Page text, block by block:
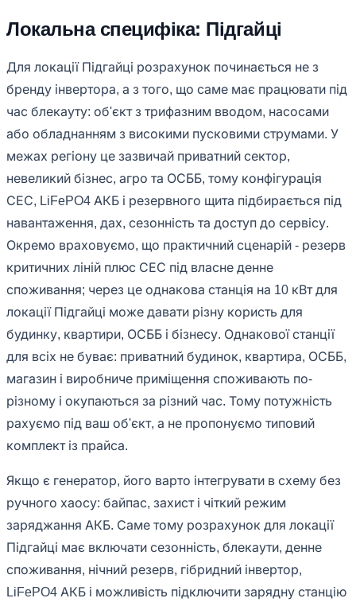
Локальна специфіка: Підгайці
Для локації Підгайці розрахунок починається не з
бренду інвертора, а з того, що саме має працювати під
час блекауту: об'єкт з трифазним вводом, насосами
або обладнанням з високими пусковими струмами. У
межах регіону це зазвичай приватний сектор,
невеликий бізнес, агро та ОСББ, тому конфігурація
СЕС, LiFePO4 АКБ і резервного щита підбирається під
навантаження, дах, сезонність та доступ до сервісу.
Окремо враховуємо, що практичний сценарій - резерв
критичних ліній плюс СЕС під власне денне
споживання; через це однакова станція на 10 кВт для
локації Підгайці може давати різну користь для
будинку, квартири, ОСББ і бізнесу. Однакової станції
для всіх не буває: приватний будинок, квартира, ОСББ,
магазин і виробниче приміщення споживають по-
різному і окупаються за різний час. Тому потужність
рахуємо під ваш об'єкт, а не пропонуємо типовий
комплект із прайса.
Якщо є генератор, його варто інтегрувати в схему без
ручного хаосу: байпас, захист і чіткий режим
заряджання АКБ. Саме тому розрахунок для локації
Підгайці має включати сезонність, блекаути, денне
споживання, нічний резерв, гібридний інвертор,
LiFePO4 АКБ і можливість підключити зарядну станцію